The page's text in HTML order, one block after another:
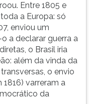
Entre 1805 e
a Europa: só
enviou um
a declarar guerra a
o Brasil iria
além da vinda da
o envio
varreram a
da